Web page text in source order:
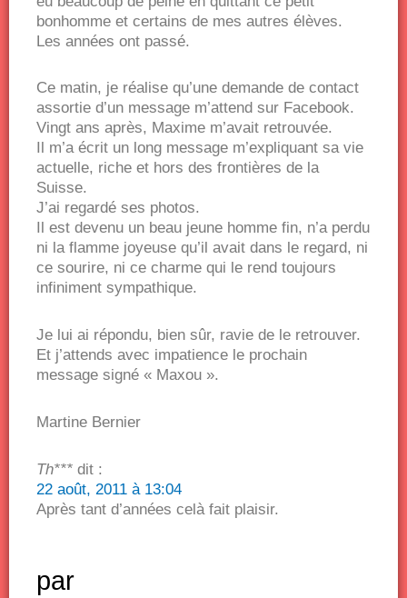
bonhomme et certains de mes autres élèves.
Les années ont passé.
Ce matin, je réalise qu’une demande de contact
assortie d’un message m’attend sur Facebook.
Vingt ans après, Maxime m’avait retrouvée.
Il m’a écrit un long message m’expliquant sa vie
actuelle, riche et hors des frontières de la
Suisse.
J’ai regardé ses photos.
Il est devenu un beau jeune homme fin, n’a perdu
ni la flamme joyeuse qu’il avait dans le regard, ni
ce sourire, ni ce charme qui le rend toujours
infiniment sympathique.
Je lui ai répondu, bien sûr, ravie de le retrouver.
Et j’attends avec impatience le prochain
message signé « Maxou ».
Martine Bernier
Th*** dit :
22 août, 2011 à 13:04
Après tant d’années celà fait plaisir.
par